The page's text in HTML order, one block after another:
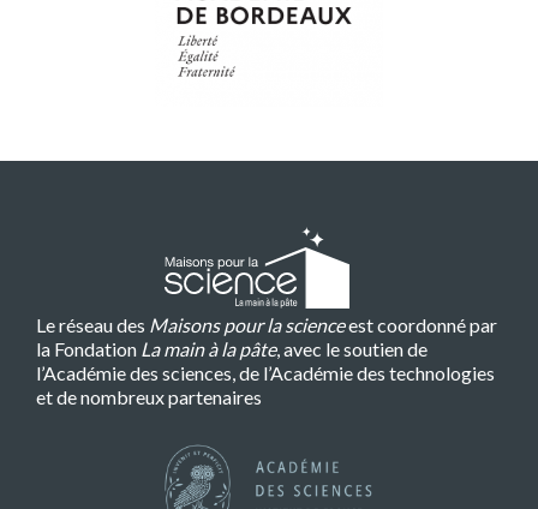
Le réseau des Maisons pour la scienceest coordonné par
la Fondation La main à la pâte, avec le soutien de
l’Académie des sciences, de l’Académie des technologies
et de nombreux partenaires